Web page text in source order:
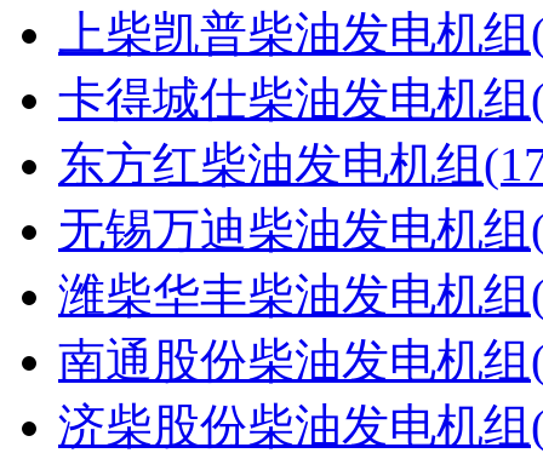
上柴凯普柴油发电机组
卡得城仕柴油发电机组
东方红柴油发电机组
无锡万迪柴油发电机组
潍柴华丰柴油发电机组
南通股份柴油发电机组
济柴股份柴油发电机组